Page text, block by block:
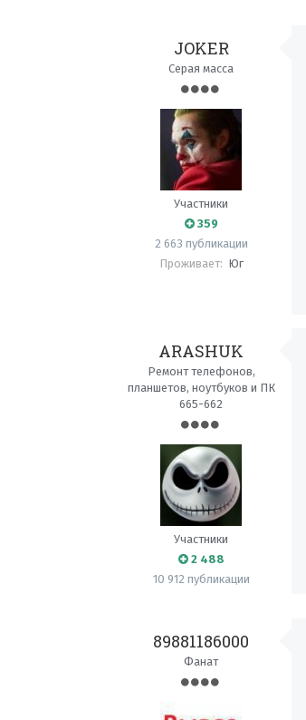
JOKER
Серая масса
Участники
359
2 663 публикации
Проживает: Юг
ARASHUK
Ремонт телефонов,
планшетов, ноутбуков и ПК
665-662
Участники
2 488
10 912 публикации
89881186000
Фанат